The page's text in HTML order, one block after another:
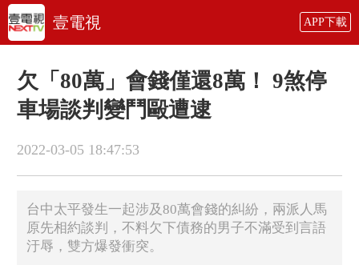
壹電視 APP下載
欠「80萬」會錢僅還8萬！ 9煞停
車場談判變鬥毆遭逮
2022-03-05 18:47:53
台中太平發生一起涉及80萬會錢的糾紛，兩派人馬
原先相約談判，不料欠下債務的男子不滿受到言語
汙辱，雙方爆發衝突。